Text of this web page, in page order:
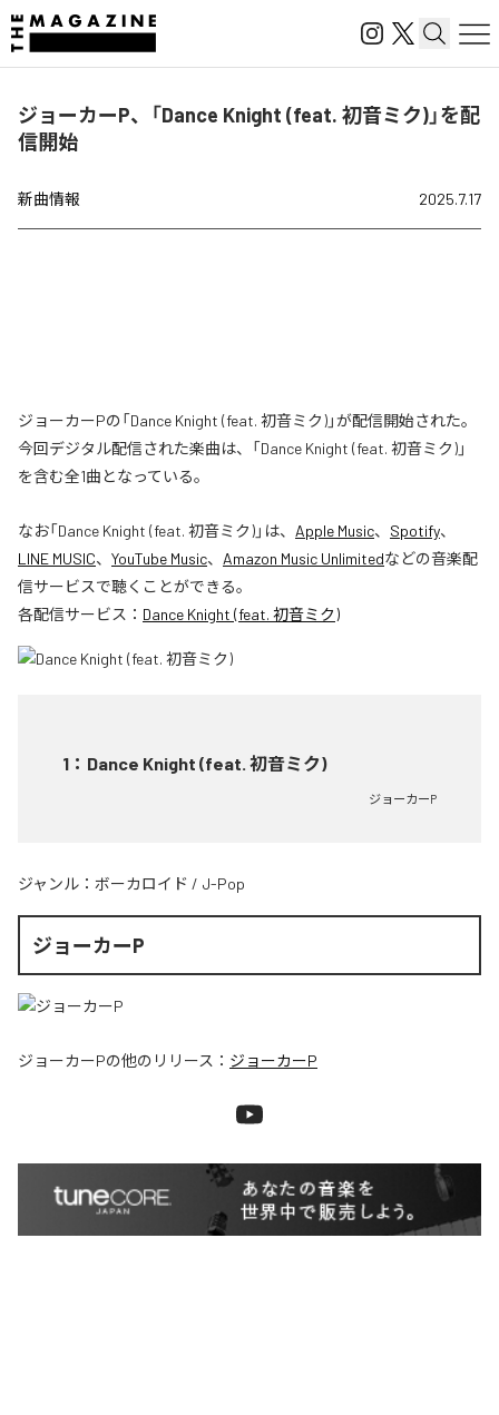
ジョーカーP、「Dance Knight (feat. 初音ミク)」を配
信開始
新曲情報 2025.7.17
ジョーカーPの「Dance Knight (feat. 初音ミク)」が配信開始された。
今回デジタル配信された楽曲は、「Dance Knight (feat. 初音ミク)」
を含む全1曲となっている。
なお「Dance Knight (feat. 初音ミク)」は、 Apple Music、 Spotify、
LINE MUSIC、 YouTube Music、 Amazon Music Unlimitedなどの音楽配
信サービスで聴くことができる。
各配信サービス： Dance Knight (feat. 初音ミク)
1 ： Dance Knight (feat. 初音ミク)
ジョーカーP
ジャンル： ボーカロイド / J-Pop
ジョーカーP
ジョーカーPの他のリリース： ジョーカーP